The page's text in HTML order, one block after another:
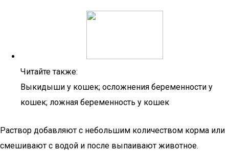
Читайте также:
Выкидыши у кошек; осложнения беременности у
кошек; ложная беременность у кошек
Раствор добавляют с небольшим количеством корма или
смешивают с водой и после выпаивают животное.